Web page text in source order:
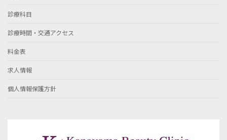
診療科目
診療時間・交通アクセス
料金表
求人情報
個人情報保護方針